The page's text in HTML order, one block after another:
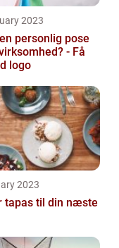
2023
personlig pose
- Få
logo
2023
tapas til din næste